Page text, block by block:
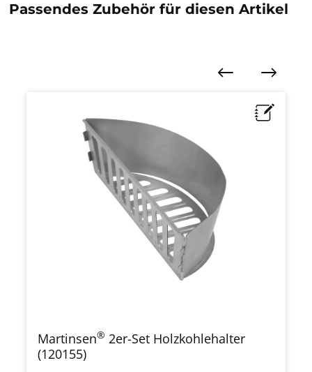
Passendes Zubehör für diesen Artikel
Martinsen® 2er-Set Holzkohlehalter
(120155)